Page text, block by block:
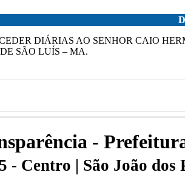
DIÁRIAS AO SENHOR CAIO
SÃO LUÍS – MA.
-
- Centro | São João dos